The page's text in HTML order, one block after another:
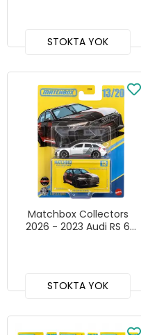
STOKTA YOK
Matchbox Collectors
2026 - 2023 Audi RS 6
STOKTA YOK